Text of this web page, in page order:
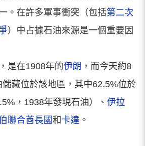
。在許多軍事衝突（包括第二次
）中占據石油來源是一個重要因
是在1908年的伊朗 ，而今天約8
藏位於該地區，其中62.5%位於
，1938年發現石油）、 伊拉
聯合酋長國和 卡達 。